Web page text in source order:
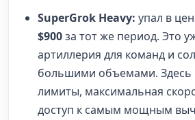
SuperGrok Heavy: упал в
$900за тот же период. Это
артиллерия для команд и
большими объемами.
лимиты, максимальная
доступ к самым мощным